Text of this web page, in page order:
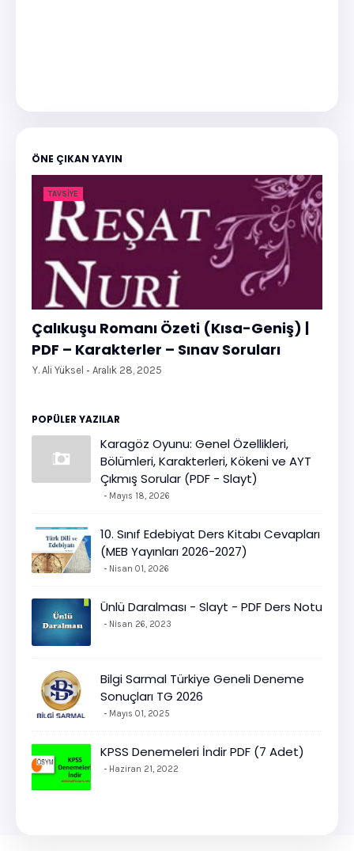
ÖNE ÇIKAN YAYIN
TAVSIYE
Çalıkuşu Romanı Özeti (Kısa-Geniş) |
PDF – Karakterler – Sınav Soruları
Y. Ali Yüksel Aralık 28, 2025
POPÜLER YAZILAR
Karagöz Oyunu: Genel Özellikleri,
Bölümleri, Karakterleri, Kökeni ve AYT
Çıkmış Sorular (PDF - Slayt)
Mayıs 18, 2026
10. Sınıf Edebiyat Ders Kitabı Cevapları
(MEB Yayınları 2026-2027)
Nisan 01, 2026
Ünlü Daralması - Slayt - PDF Ders Notu
Nisan 26, 2023
Bilgi Sarmal Türkiye Geneli Deneme
Sonuçları TG 2026
Mayıs 01, 2025
KPSS Denemeleri İndir PDF (7 Adet)
Haziran 21, 2022